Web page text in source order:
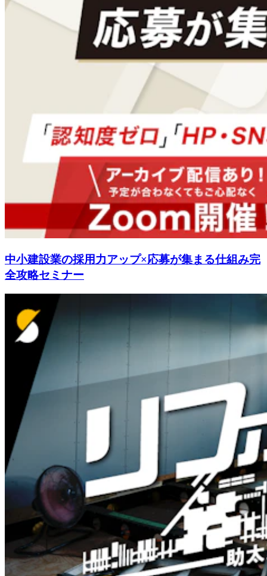
中小建設業の採用力アップ×応募が集まる仕組み完
全攻略セミナー